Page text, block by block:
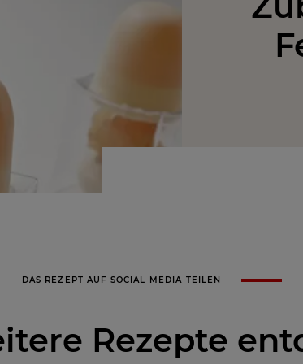
DAS REZEPT AUF SOCIAL MEDIA TEILEN
Rezepte